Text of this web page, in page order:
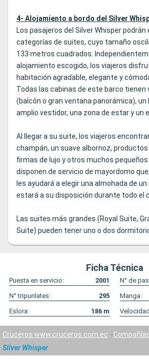
4- Alojamiento a bordo del Silver
Los pasajeros del Silver Whisper
categorías de suites, cuyo tamaño
133 metros cuadrados.
alojamiento escogido, los viajeros
habitación agradable, elegante y
Todas las cabinas de este barco tienen
(balcón o gran ventana panorámica), un
amplio vestidor, una zona de estar y un
Al llegar a su suite, los viajeros
champán, un suave albornoz, productos
firmas de lujo y otros muchos
disponen de servicio de mayordomo
les ayudará a elegir una almohada de
estará a su disposición durante todo el
Las suites más grandes (Royal Suite,
Suite) pueden tener uno o dos
Ficha Técnica
Puesta en servicio: 2001 N° de
N° tripunlates:
295 Manga:
Eslora:
186 m
Cruceros www.cruceros.com.ec
Silver Whisper